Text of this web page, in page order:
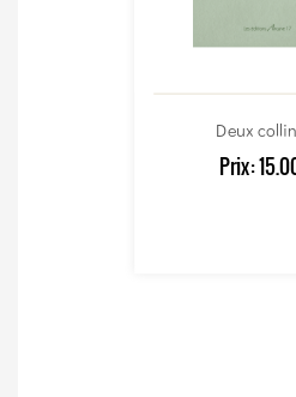
Deux
Prix: